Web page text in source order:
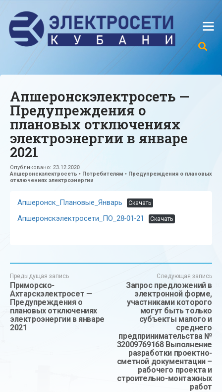
Апшеронскэлектросеть —
Предупреждения о
плановых отключениях
электроэнергии в январе
2021
Опубликовано: 23.12.2020
Апшеронскэлектросеть • Потребителям • Предупреждения о плановых
отключениях электроэнергии
Апшеронск_Плановые_Январь Скачать
Апшеронскэлектросети_ПО_28-01-21 Скачать
Предыдущая запись
Приморско-
Ахтарскэлектросет —
Предупреждения о
плановых отключениях
электроэнергии в январе
2021
Следующая запись
Запрос предложений в
электронной форме,
участниками которого
могут быть только
субъекты малого и
среднего
предпринимательства №
32009769168 Выполнение
разработки проектно-
сметной документации –
рабочего проекта и
строительно-монтажных
работ